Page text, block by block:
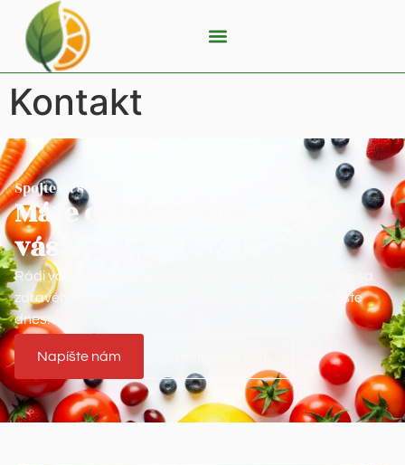
Kontakt
Spojte sa s nami
Máte otázky? Sme tu pre
vás!
Rádi vám odpovieme na všetky vaše otázky týkajúce sa
zdravého stravovania a wellness. Kontaktujte nás ešte
dnes!
Napíšte nám